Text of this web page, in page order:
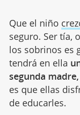
Que el niño
seguro. Ser tía,
los sobrinos es
tendrá en ella
segunda
es que ellas
de educarles.